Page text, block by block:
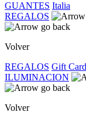
GUANTES Italia
REGALOS
Volver
REGALOS Gift Card
ILUMINACION
Volver